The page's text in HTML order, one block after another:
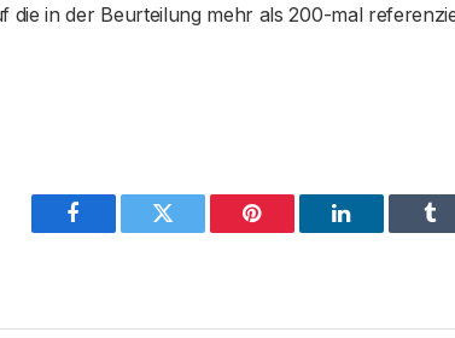
die in der Beurteilung mehr als 200-mal
Facebook Twitter Pinterest LinkedIn